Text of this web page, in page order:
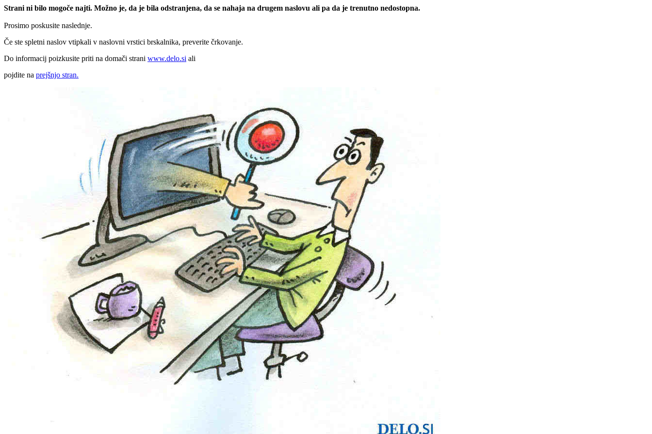
Strani ni bilo mogoče najti. Možno je, da je bila odstranjena, da se nahaja na drugem naslovu ali pa da je trenutno nedostopna.
Prosimo poskusite naslednje.
Če ste spletni naslov vtipkali v naslovni vrstici brskalnika, preverite črkovanje.
Do informacij poizkusite priti na domači strani www.delo.si ali
pojdite na prejšnjo stran.